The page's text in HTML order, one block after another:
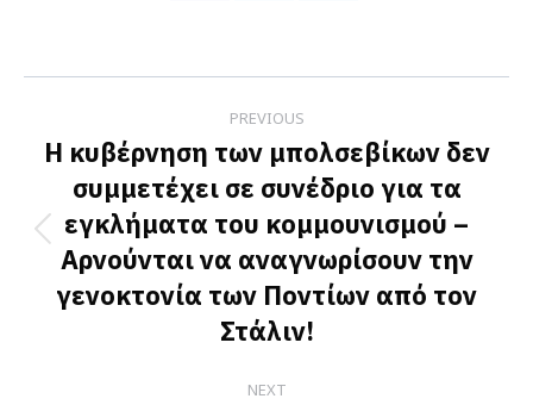
Facebook
X
LinkedIn
navigation
PREVIOUS
Previous
post:
Η κυβέρνηση των μπολσεβίκων δεν
συμμετέχει σε συνέδριο για τα
εγκλήματα του κομμουνισμού –
Αρνούνται να αναγνωρίσουν την
γενοκτονία των Ποντίων από τον
Στάλιν!
NEXT